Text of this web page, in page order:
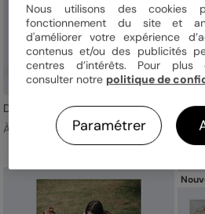
Définition nounou
À partir de 1,23 €
À
Nous utilisons des cookies
fonctionnement du site et
d'améliorer votre expérience
contenus et/ou des publicités
centres d’intérêts. Pour plus
consulter notre politique de
Paramétrer